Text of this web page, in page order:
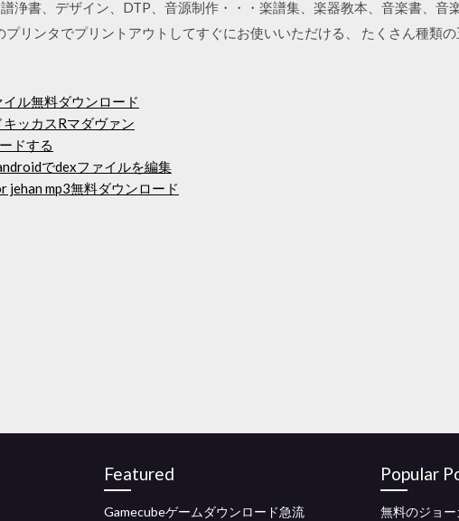
浄書、デザイン、DTP、音源制作・・・楽譜集、楽器教本、音楽書、音
プリンタでプリントアウトしてすぐにお使いいただける、 たくさん種類
ル無料ダウンロード
ッカスRマダヴァン
ドする
でdexファイルを編集
jehan mp3無料ダウンロード
Featured
Gamecubeゲームダウンロード急流
Popular
無料のジョ